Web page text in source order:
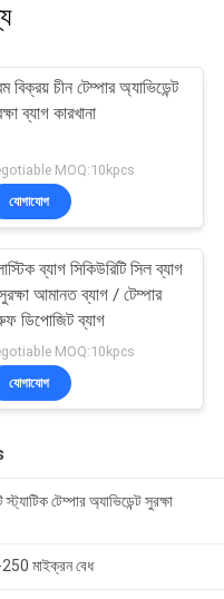
বিক্রয় চীন টেম্পার অ্যাভিডেন্ট
ব্যাগ কারখানা
MOQ:10kpcs
যোগাযোগ
ব্যাগ সিকিউরিটি সিল ব্যাগ
আমানত ব্যাগ / টেম্পার
ডিপোজিট ব্যাগ
MOQ:10kpcs
যোগাযোগ
টেম্পার অ্যাভিডেন্ট সুরক্ষা
250 মাইক্রন বেধ